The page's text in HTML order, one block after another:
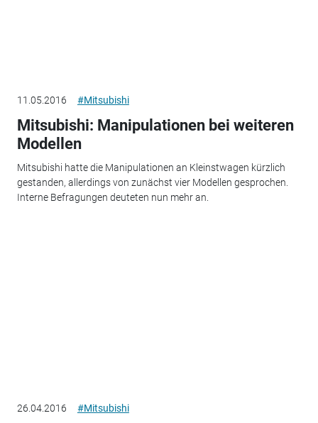
11.05.2016 #Mitsubishi
Mitsubishi: Manipulationen bei weiteren
Modellen
Mitsubishi hatte die Manipulationen an Kleinstwagen kürzlich
gestanden, allerdings von zunächst vier Modellen gesprochen.
Interne Befragungen deuteten nun mehr an.
26.04.2016 #Mitsubishi